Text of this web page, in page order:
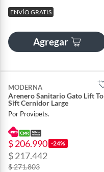
ENVÍO GRATIS
Agregar
MODERNA
Arenero Sanitario Gato Lift To
Sift Cernidor Large
Por Provipets.
$ 206.990 -24%
$ 217.442
$ 271.803